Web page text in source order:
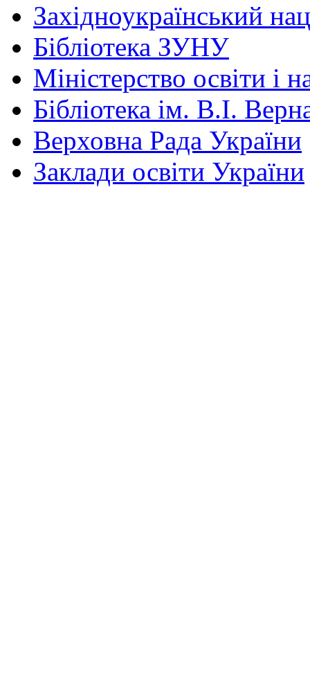
Західноукраїнський
Бібліотека ЗУНУ
Міністерство освіти і
Бібліотека ім. В.І.
Верховна Рада України
Заклади освіти України